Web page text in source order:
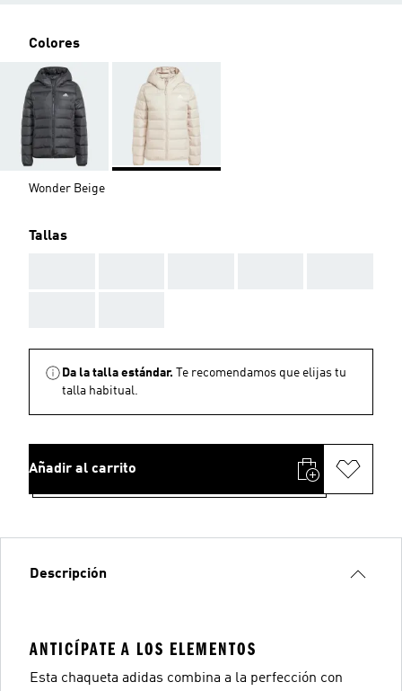
Colores
Wonder Beige
Tallas
Da la talla estándar.
Te recomendamos que elijas tu
talla habitual.
Añadir al carrito
Descripción
ANTICÍPATE A LOS ELEMENTOS
Esta chaqueta adidas combina a la perfección con